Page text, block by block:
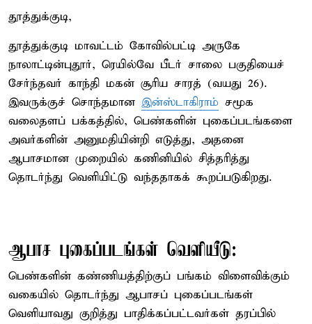
தூத்துக்குடி,
தூத்துக்குடி மாவட்டம் கோவில்பட்டி அருகே
நாலாட்டின்புதூர், ரெயில்வே பீடர் சாலை பகுதியைச்
சேர்ந்தவர் காந்தி மகன் சூரிய சாரத் (வயது 26).
இவருக்குச் சொந்தமான இன்ஸ்டாகிராம் சமூக
வலைதளப் பக்கத்தில், பெண்களின் புகைப்படங்களை
அவர்களின் அனுமதியின்றி எடுத்து, அதனை
ஆபாசமான முறையில் கணினியில் சித்தரித்து
தொடர்ந்து வெளியிட்டு வந்ததாகக் கூறப்படுகிறது.
ஆபாச புகைப்படங்கள் வெளியீடு:
பெண்களின் கண்ணியத்திற்குப் பங்கம் விளைவிக்கும்
வகையில் தொடர்ந்து ஆபாசப் புகைப்படங்கள்
வெளியாவது குறித்து பாதிக்கப்பட்டவர்கள் தரப்பில்